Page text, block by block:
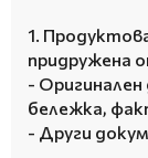
1.
придружена
- Оригинален
бележка,
- Други